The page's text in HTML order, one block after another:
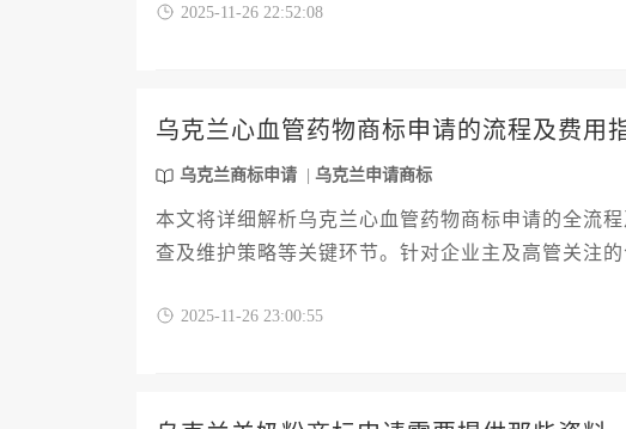
复器具商标申请的核心材料清单与策略要点。
2025-11-26 22:52:08
乌克兰心血管药物商标申请的流程及费用
乌克兰商标申请 乌克兰申请商标
本文将详细解析乌克兰心血管药物商标申请的全流
查及维护策略等关键环节。针对企业主及高管关注
2025-11-26 23:00:55